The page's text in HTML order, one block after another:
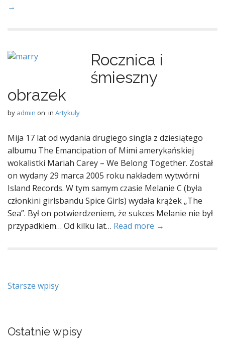
→
Rocznica i
śmieszny
obrazek
by admin on in Artykuły
Mija 17 lat od wydania drugiego singla z dziesiątego
albumu The Emancipation of Mimi amerykańskiej
wokalistki Mariah Carey – We Belong Together. Został
on wydany 29 marca 2005 roku nakładem wytwórni
Island Records. W tym samym czasie Melanie C (była
członkini girlsbandu Spice Girls) wydała krążek „The
Sea”. Był on potwierdzeniem, że sukces Melanie nie był
przypadkiem… Od kilku lat… Read more →
Nawigacja
Starsze wpisy
Ostatnie wpisy